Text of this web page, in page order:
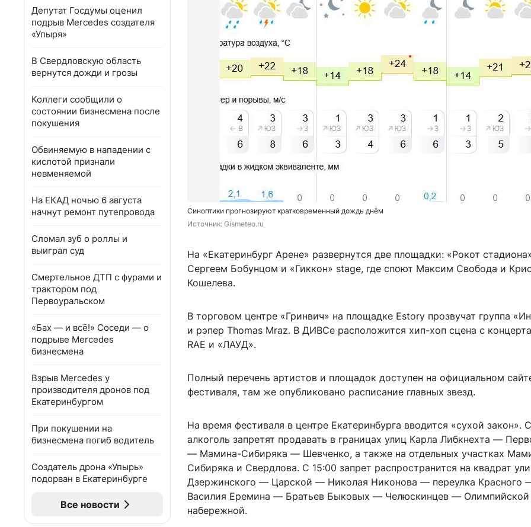
Депутат Госдумы оценил
подрыв Mercedes создателя
«Упыря»
В Свердловскую область
вернутся дожди и грозы
Коллеги сообщили о
состоянии бизнесмена после
покушения
Обвиняемую в нападении с
кислотой признали
невменяемой
На ЕКАД ночью 6 августа
начнут ремонт путепровода
Сломал зуб о роллы и
выиграл суд
Смертельное ДТП с фурами и
трактором под
Первоуральском
«Бах — и всё!» Соседи — о
подрыве Mercedes
бизнесмена
Взрыв Mercedes у
производителя дронов под
Екатеринбургом
При покушении на
бизнесмена погиб водитель
Создатель дрона «Упырь»
подорван в Екатеринбурге
Все новости
Синоптики прогнозируют кратковременный дождь днём
Источник: Gismeteo.ru
На «Екатеринбург Арене» развернутся две площадки: «Рокот
Сергеем Бобунцом и «Гиккон» stage, где споют Максим Свобода и
Кошелева.
В торговом центре «Гринвич» на площадке Estory прозвучат группа
и рэпер Thomas Mraz. В ДИВСе расположится хип-хоп сцена с
RAE и «ЛАУД».
Полный перечень артистов и площадок доступен на официальном
фестиваля, там же опубликовано расписание главных звезд.
На время фестиваля в центре Екатеринбурга вводится «сухой закон».
алкоголь запретят продавать в границах улиц Карла Либкнехта —
— Мамина-Сибиряка — Шевченко, а также на отдельных участках
Сибиряка и Свердлова. С 15:00 запрет распространится на квадрат
Дзержинского — Царской — Николая Никонова — переулка Красного
Василия Еремина — Братьев Быковых — Челюскинцев — Олимпийской
набережной.